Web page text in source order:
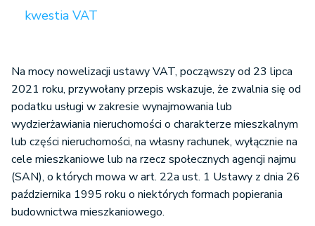
kwestia VAT
Na mocy nowelizacji ustawy VAT, począwszy od 23 lipca
2021 roku, przywołany przepis wskazuje, że zwalnia się od
podatku usługi w zakresie wynajmowania lub
wydzierżawiania nieruchomości o charakterze mieszkalnym
lub części nieruchomości, na własny rachunek, wyłącznie na
cele mieszkaniowe lub na rzecz społecznych agencji najmu
(SAN), o których mowa w art. 22a ust. 1 Ustawy z dnia 26
października 1995 roku o niektórych formach popierania
budownictwa mieszkaniowego.